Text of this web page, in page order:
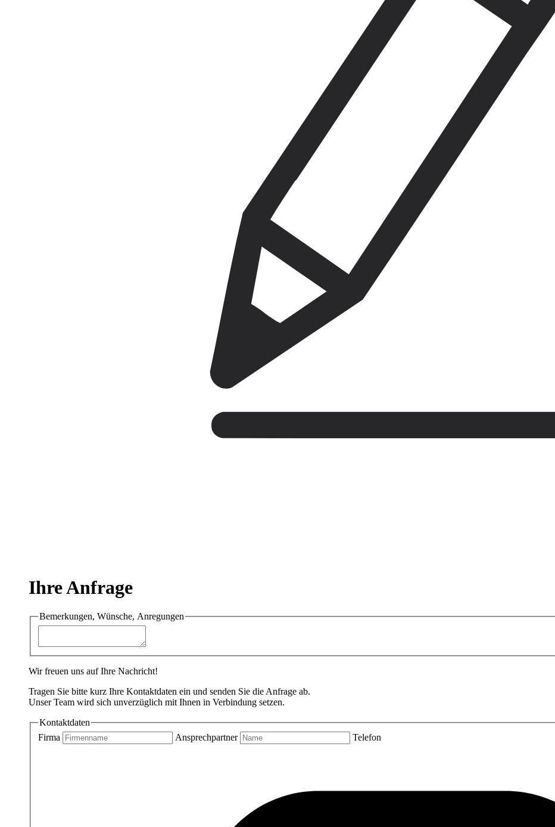
Ihre Anfrage
Bemerkungen, Wünsche, Anregungen
Wir freuen uns auf Ihre Nachricht!
Tragen Sie bitte kurz Ihre Kontaktdaten ein und senden Sie die Anfrage ab.
Unser Team wird sich unverzüglich mit Ihnen in Verbindung setzen.
Kontaktdaten
Firma
Ansprechpartner Telefon